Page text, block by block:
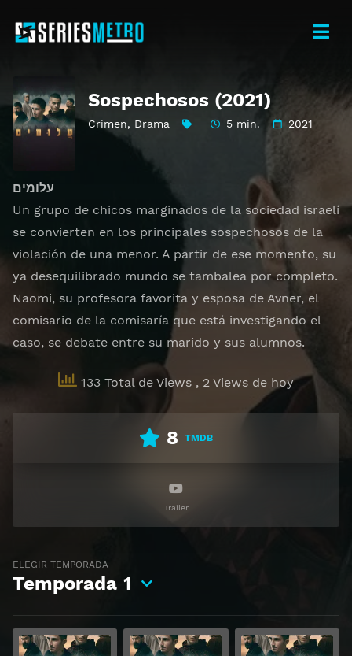
Sospechosos (2021)
Crimen, Drama 5 min. 2021
עלומים
Un grupo de chicos marginados de la sociedad israelí
se convierten en los principales sospechosos de la
violación de una menor. A partir de ese momento, su
ya desequilibrado mundo se tambalea por completo.
Naomi, su profesora favorita y esposa de Avner, el
comisario de la comisaría que está investigando el
caso, se debate entre su marido y sus alumnos.
133 Total de Views , 2 Views de hoy
8 TMDB
Trailer
ELEGIR TEMPORADA
Temporada 1
Ver Ver